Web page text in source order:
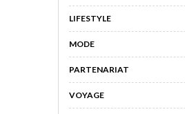
LIFESTYLE
MODE
PARTENARIAT
VOYAGE